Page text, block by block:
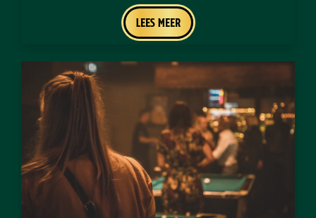
Lees meer